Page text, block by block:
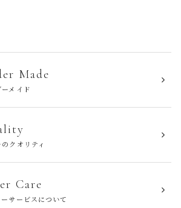
Made
メイド
クオリティ
Care
ーサービスについて